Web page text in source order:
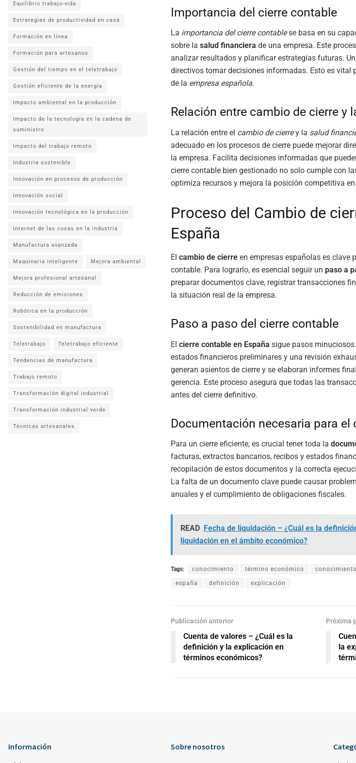
Importancia del cierre contable
La importancia del cierre contablese basa en su
sobre la salud financiera de una empresa. Este
analizar resultados y planificar estrategias futuras.
directivos tomar decisiones informadas. Esto es vital
de la empresa española.
Relación entre cambio de cierre y
La relación entre el cambio de cierrey la salud
adecuado en los procesos de cierre puede mejorar
la empresa. Facilita decisiones informadas que
cierre contable bien gestionado no solo cumple con
optimiza recursos y mejora la posición competitiva
Proceso del Cambio de
España
El cambio de cierre en empresas españolas es clave
contable. Para lograrlo, es esencial seguir un paso a
preparar documentos clave, registrar transacciones
la situación real de la empresa.
Paso a paso del cierre contable
El cierre contable en España sigue pasos
estados financieros preliminares y una revisión
generan asientos de cierre y se elaboran informes
gerencia. Este proceso asegura que todas las
antes del cierre definitivo.
Documentación necesaria para el
Para un cierre eficiente, es crucial tener toda la
facturas, extractos bancarios, recibos y estados
recopilación de estos documentos y la correcta
La falta de un documento clave puede causar
anuales y el cumplimiento de obligaciones fiscales.
READ Fecha de liquidación – ¿Cuál es la
liquidación en el ámbito económico?
Tags: conocimiento término económico
españa definición explicación
Publicación anterior
Cuenta de valores – ¿Cuál es la
definición y la explicación en
términos económicos?
Próxima
la
Equilibrio trabajo-vida
Estrategias de productividad en casa
Formación en línea
Formación para artesanos
Gestión del tiempo en el teletrabajo
Gestión eficiente de la energía
Impacto ambiental en la producción
Impacto de la tecnología en la cadena de
suministro
Impacto del trabajo remoto
Industria sostenible
Innovación en procesos de producción
Innovación social
Innovación tecnológica en la producción
Internet de las cosas en la industria
Manufactura avanzada
Maquinaria inteligente Mejora ambiental
Mejora profesional artesanal
Reducción de emisiones
Robótica en la producción
Sostenibilidad en manufactura
Teletrabajo Teletrabajo eficiente
Tendencias de manufactura
Trabajo remoto
Transformación digital industrial
Transformación industrial verde
Técnicas artesanales
Información Sobre nosotros